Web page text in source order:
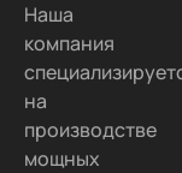
Наша
компания
на
производстве
мощных